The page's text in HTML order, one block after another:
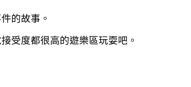
的故事。
受度都很高的遊樂區玩耍吧。